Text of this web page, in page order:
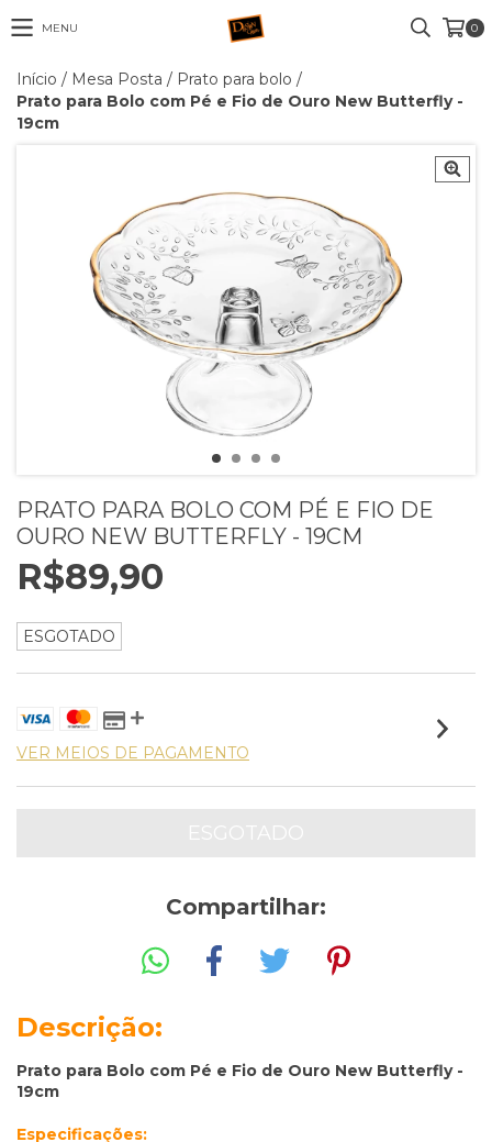
MENU 0
Início / Mesa Posta / Prato para bolo /
Prato para Bolo com Pé e Fio de Ouro New Butterfly -
19cm
PRATO PARA BOLO COM PÉ E FIO DE
OURO NEW BUTTERFLY - 19CM
R$89,90
ESGOTADO
VER MEIOS DE PAGAMENTO
Compartilhar:
Descrição:
Prato para Bolo com Pé e Fio de Ouro New Butterfly -
19cm
Especificações: